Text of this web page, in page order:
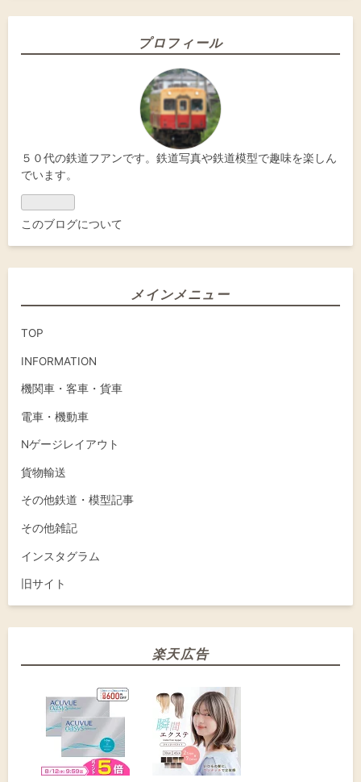
プロフィール
５０代の鉄道フアンです。鉄道写真や鉄道模型で趣味を楽しん
でいます。
このブログについて
メインメニュー
TOP
INFORMATION
機関車・客車・貨車
電車・機動車
Nゲージレイアウト
貨物輸送
その他鉄道・模型記事
その他雑記
インスタグラム
旧サイト
楽天広告